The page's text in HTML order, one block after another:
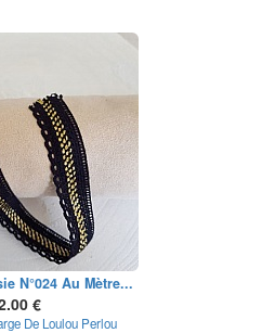
N°024 Au Mètre...
€
De Loulou Perlou